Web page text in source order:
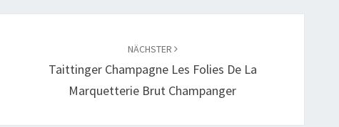
NÄCHSTER
Taittinger Champagne Les Folies De La
Marquetterie Brut Champanger